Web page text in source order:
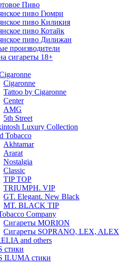
Пиво
пиво Гюмри
пиво Киликия
пиво Котайк
пиво Дилижан
производители
сигареты 18+
Сigaronne
Tattoo by Cigaronne
Center
AMG
5th Street
Luxury Collection
Tobacco
Akhtamar
Ararat
Nostalgia
Classic
TIP TOP
TRIUMPH. VIP
GT. Elegant. New Black
MT. BLACK TIP
Company
Сигареты MORION
Сигареты SOPRANO, LEX, ALEX
and others
стики
ILUMA стики